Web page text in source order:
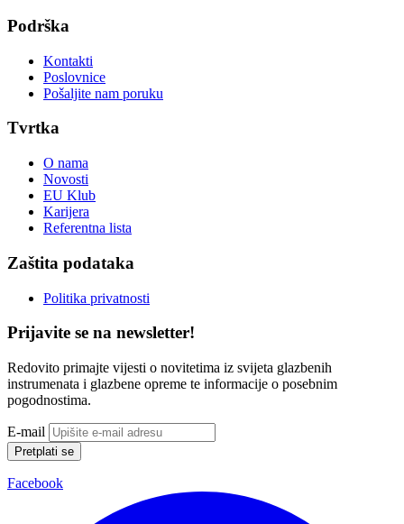
Podrška
Kontakti
Poslovnice
Pošaljite nam poruku
Tvrtka
O nama
Novosti
EU Klub
Karijera
Referentna lista
Zaštita podataka
Politika privatnosti
Prijavite se na newsletter!
Redovito primajte vijesti o novitetima iz svijeta glazbenih
instrumenata i glazbene opreme te informacije o posebnim
pogodnostima.
E-mail
Pretplati se
Facebook